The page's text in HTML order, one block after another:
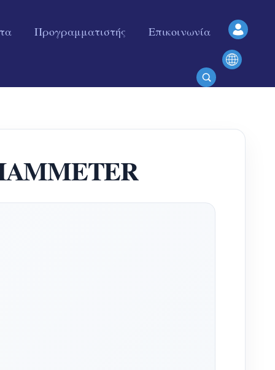
Προγραμματιστής Επικοινωνία
IAMMETER